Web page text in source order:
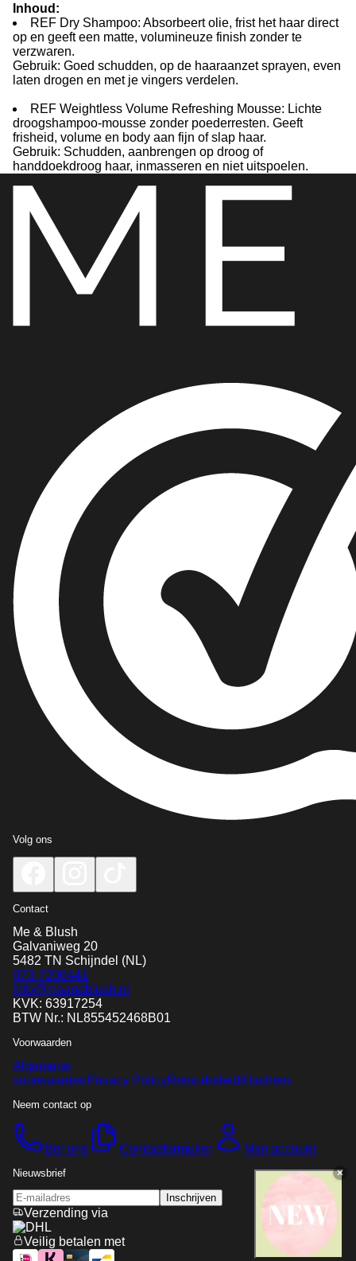
Inhoud:
REF Dry Shampoo: Absorbeert olie, frist het haar direct
op en geeft een matte, volumineuze finish zonder te
verzwaren.
Gebruik: Goed schudden, op de haaraanzet sprayen, even
laten drogen en met je vingers verdelen.
REF Weightless Volume Refreshing Mousse: Lichte
droogshampoo-mousse zonder poederresten. Geeft
frisheid, volume en body aan fijn of slap haar.
Gebruik: Schudden, aanbrengen op droog of
handdoekdroog haar, inmasseren en niet uitspoelen.
Volg ons
Contact
Me & Blush
Galvaniweg 20
5482 TN Schijndel (NL)
073-7200441
info@meandblush.nl
KVK: 63917254
BTW Nr.: NL855452468B01
Voorwaarden
Algemene
voorwaardenPrivacy PolicyRetourbeleid Klachten
Neem contact op
Bel ons Contactformulier Mijn account
Nieuwsbrief
Inschrijven
Verzending via
Veilig betalen met